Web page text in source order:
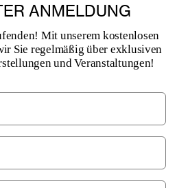
ANMELDUNG
Mit unserem kostenlosen
Sie regelmäßig über exklusiven
und Veranstaltungen!